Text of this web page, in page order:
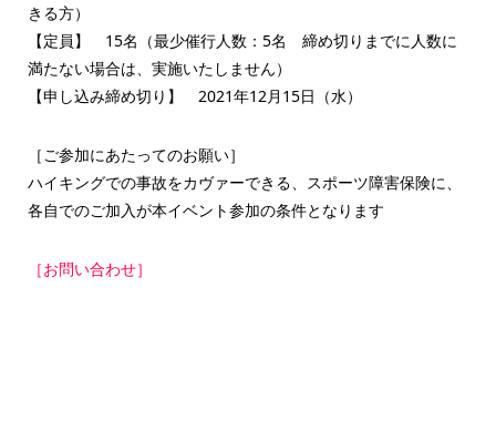
きる方）
【定員】 15名（最少催行人数：5名 締め切りまでに人数に
満たない場合は、実施いたしません）
【申し込み締め切り】 2021年12月15日（水）
［ご参加にあたってのお願い］
ハイキングでの事故をカヴァーできる、スポーツ障害保険に、
各自でのご加入が本イベント参加の条件となります
［お問い合わせ］